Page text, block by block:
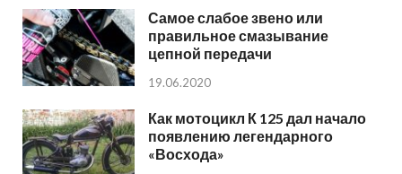
Самое слабое звено или
правильное смазывание
цепной передачи
19.06.2020
Как мотоцикл К 125 дал начало
появлению легендарного
«Восхода»